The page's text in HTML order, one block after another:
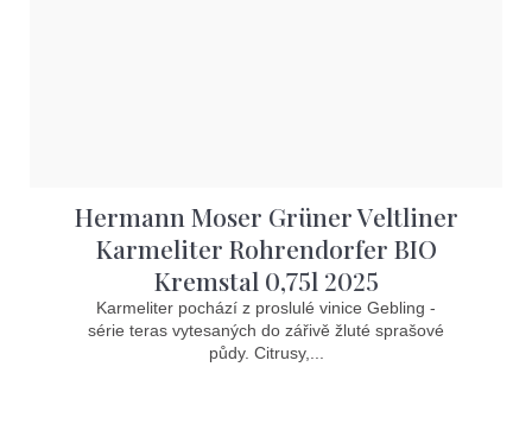
Hermann Moser Grüner Veltliner
Karmeliter Rohrendorfer BIO
Kremstal 0,75l 2025
Karmeliter pochází z proslulé vinice Gebling -
série teras vytesaných do zářivě žluté sprašové
půdy. Citrusy,...